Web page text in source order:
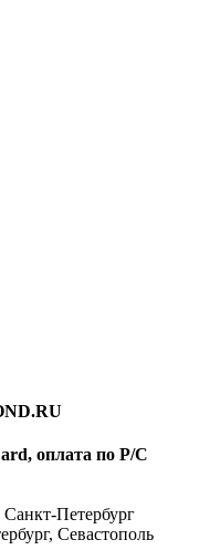
оплата по Р/С
Санкт-Петербург
Севастополь